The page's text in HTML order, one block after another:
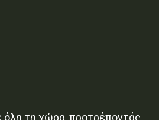
όλη τη χώρα, προτρέποντάς